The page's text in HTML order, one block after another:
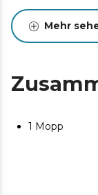
Mehr
1 Mopp